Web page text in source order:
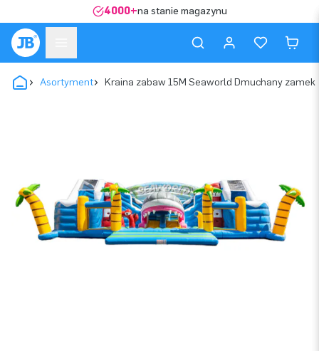
4000+na stanie magazynu
Asortyment Kraina zabaw 15M Seaworld Dmuchany zamek